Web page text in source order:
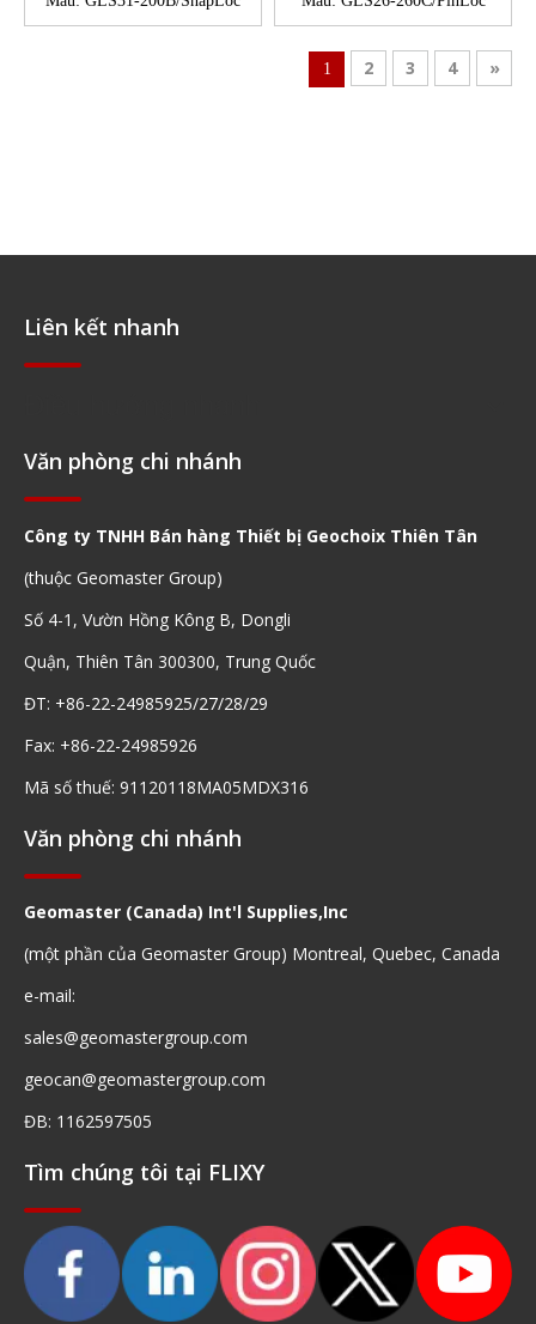
1 2 3 4 »
Liên kết nhanh
Văn phòng chi nhánh
Công ty TNHH Bán hàng Thiết bị Geochoix Thiên Tân
(thuộc Geomaster Group)
Số 4-1, Vườn Hồng Kông B, Dongli
Quận, Thiên Tân 300300, Trung Quốc
ĐT: +86-22-24985925/27/28/29
Fax: +86-22-24985926
Mã số thuế: 91120118MA05MDX316
Văn phòng chi nhánh
Geomaster (Canada) Int'l Supplies,Inc
(một phần của Geomaster Group) Montreal, Quebec, Canada
e-mail:
sales@geomastergroup.com
geocan@geomastergroup.com
ĐB: 1162597505
Tìm chúng tôi tại FLIXY